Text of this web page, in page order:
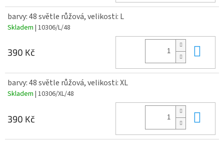
barvy: 48 světle růžová, velikosti: L
Skladem | 10306/L/48
390 Kč
barvy: 48 světle růžová, velikosti: XL
Skladem | 10306/XL/48
390 Kč